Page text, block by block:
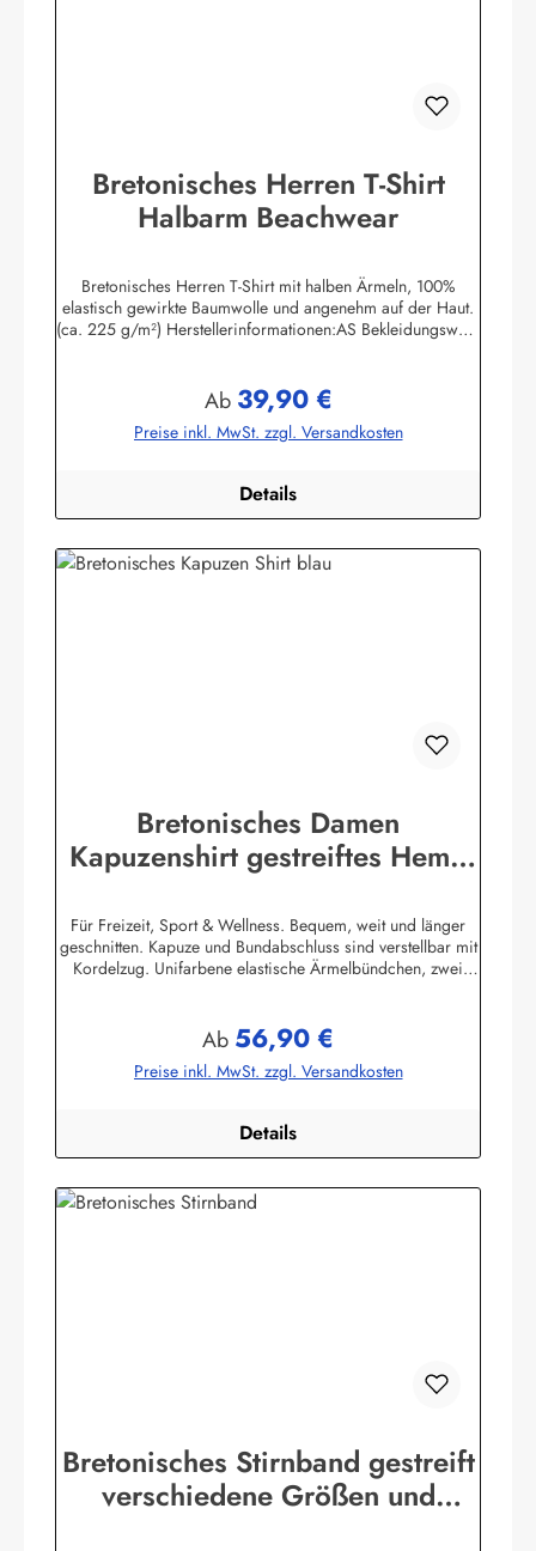
Bretonisches Herren T-Shirt
Halbarm Beachwear
Bretonisches Herren T-Shirt mit halben Ärmeln, 100%
elastisch gewirkte Baumwolle und angenehm auf der Haut.
(ca. 225 g/m²) Herstellerinformationen:AS Bekleidungswerk
Regulärer Preis:
Ab 39,90 €
Preise inkl. MwSt. zzgl. Versandkosten
Details
Bretonisches Damen
Kapuzenshirt gestreiftes Hemd
Für Freizeit, Sport & Wellness. Bequem, weit und länger
geschnitten. Kapuze und Bundabschluss sind verstellbar mit
Kordelzug. Unifarbene elastische Ärmelbündchen, zwei
g/m²) Herstellerinformationen:AS Bekleidungswerk
GmbHHeglitzer Str. 1226409 Wittmundinfo@modas-
bekleidung.de
Regulärer Preis:
Ab 56,90 €
Preise inkl. MwSt. zzgl. Versandkosten
Details
Bretonisches Stirnband gestreift
verschiedene Größen und